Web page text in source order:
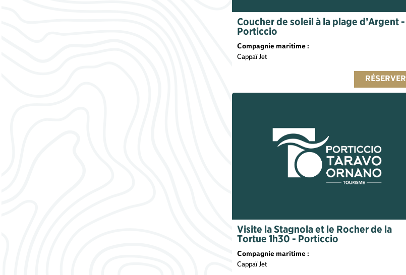
Coucher de soleil à la plage d’Argent -
Porticcio
Compagnie maritime :
Cappaï Jet
RÉSERVER
Visite la Stagnola et le Rocher de la
Tortue 1h30 - Porticcio
Compagnie maritime :
Cappaï Jet